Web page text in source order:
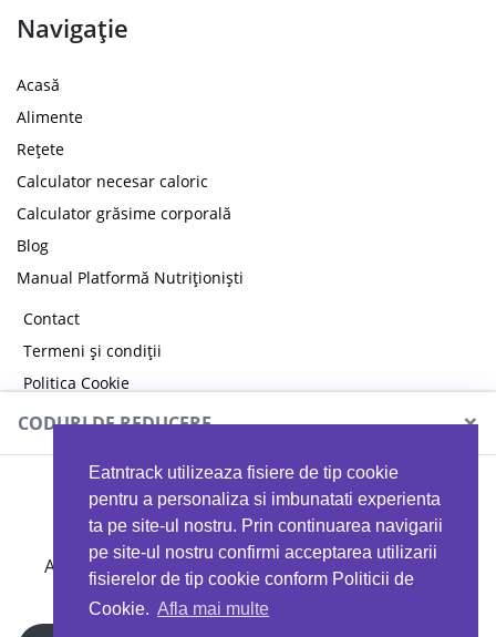
Eatntrack utilizeaza fisiere de tip cookie
pentru a personaliza si imbunatati experienta
ta pe site-ul nostru. Prin continuarea navigarii
pe site-ul nostru confirmi acceptarea utilizarii
fisierelor de tip cookie conform Politicii de
Cookie. Afla mai multe
Navigație
Acasă
Alimente
Rețete
Calculator necesar caloric
Calculator grăsime corporală
Blog
Manual Platformă Nutriționiști
Contact
Termeni și condiții
Politica Cookie
Politica de confidențialitate
CODURI DE REDUCERE ×
MYPROTEIN
Ai 40%reducere la orice comandă folosind codul
EATTRACK